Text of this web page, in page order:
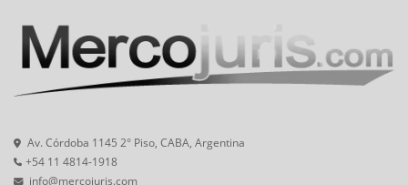
Av. Córdoba 1145 2° Piso, CABA, Argentina
+54 11 4814-1918
info@mercojuris.com